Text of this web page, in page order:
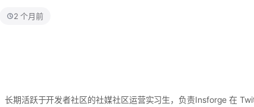
2 个月前
长期活跃于开发者社区的社媒社区运营实习生，负责Insforge 在